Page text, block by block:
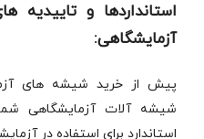
استانداردها و تاییدیه
آزمایشگاهی:
پیش از خرید شیشه های
شیشه آلات آزمایشگاهی
استاندارد برای استفاده در